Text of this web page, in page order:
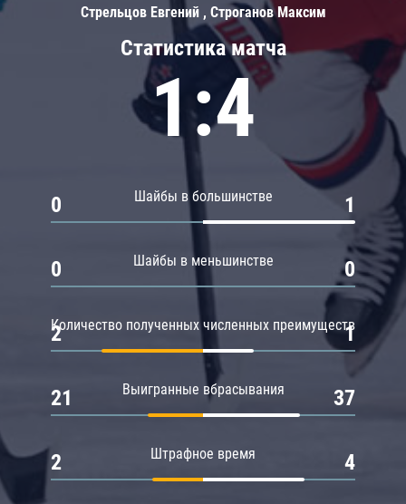
Статистика матча
1:4
Шайбы в большинстве
0 1
Шайбы в меньшинстве
0 0
Количество полученных численных преимуществ
2 1
Выигранные вбрасывания
21 37
Штрафное время
2 4
Стрельцов Евгений , Строганов Максим